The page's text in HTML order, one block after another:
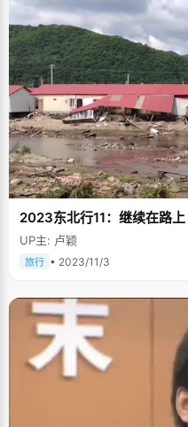
UP主: 卢颖
旅行 • 2023/11/3